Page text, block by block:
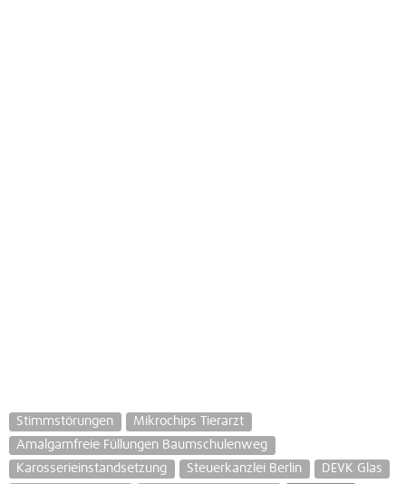
Stimmstörungen
Mikrochips Tierarzt
Amalgamfreie Füllungen Baumschulenweg
Karosserieinstandsetzung
Steuerkanzlei Berlin
DEVK Glas